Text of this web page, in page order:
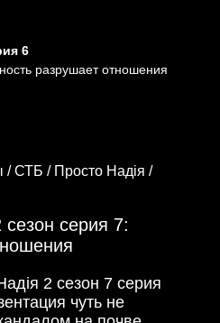
6
разрушает отношения
/СТБ / Просто Надія /
сезон серия 7:
2 сезон 7 серия
чуть не